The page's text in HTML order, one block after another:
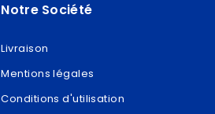
Notre Société
Livraison
Mentions légales
Conditions d'utilisation